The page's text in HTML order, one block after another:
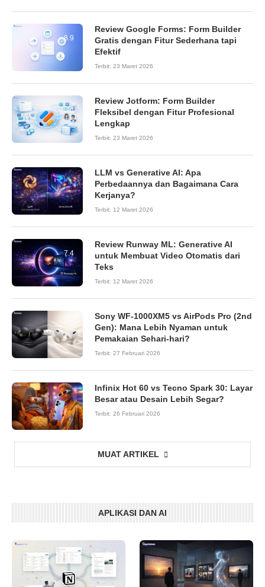
8.9
Review Google Forms: Form Builder
Gratis dengan Fitur Sederhana tapi
Efektif
Terbit: 23 Maret 2026
8.6
Review Jotform: Form Builder
Fleksibel dengan Fitur Profesional
Lengkap
Terbit: 23 Maret 2026
LLM vs Generative AI: Apa
Perbedaannya dan Bagaimana Cara
Kerjanya?
Terbit: 12 Maret 2026
7.4
Review Runway ML: Generative AI
untuk Membuat Video Otomatis dari
Teks
Terbit: 12 Maret 2026
Sony WF-1000XM5 vs AirPods Pro (2nd
Gen): Mana Lebih Nyaman untuk
Pemakaian Sehari-hari?
Terbit: 27 Februari 2026
Infinix Hot 60 vs Tecno Spark 30: Layar
Besar atau Desain Lebih Segar?
Terbit: 26 Februari 2026
MUAT ARTIKEL
APLIKASI DAN AI
8.4